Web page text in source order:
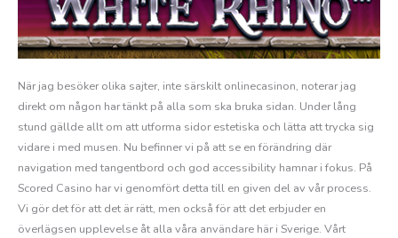
När jag besöker olika sajter, inte särskilt onlinecasinon, noterar jag
direkt om någon har tänkt på alla som ska bruka sidan. Under lång
stund gällde allt om att utforma sidor estetiska och lätta att trycka sig
vidare i med musen. Nu befinner vi på att se en förändring där
navigation med tangentbord och god accessibility hamnar i fokus. På
Scored Casino har vi genomfört detta till en given del av vår process.
Vi gör det för att det är rätt, men också för att det erbjuder en
överlägsen upplevelse åt alla våra användare här i Sverige. Vårt